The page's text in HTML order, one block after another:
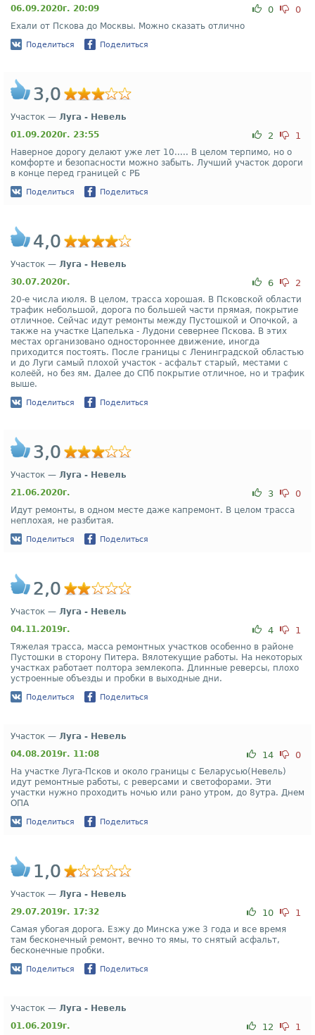
06.09.2020г. 20:09 0 0
Ехали от Пскова до Москвы. Можно сказать отлично
Поделиться Поделиться
3,0
Участок — Луга - Невель
01.09.2020г. 23:55
2 1
Наверное дорогу делают уже лет 10..... В целом терпимо, но о
комфорте и безопасности можно забыть. Лучший участок дороги
в конце перед границей с РБ
Поделиться Поделиться
4,0
Участок — Луга - Невель
30.07.2020г.
6 2
20-е числа июля. В целом, трасса хорошая. В Псковской области
трафик небольшой, дорога по большей части прямая, покрытие
отличное. Сейчас идут ремонты между Пустошкой и Опочкой, а
также на участке Цапелька - Лудони севернее Пскова. В этих
местах организовано одностороннее движение, иногда
приходится постоять. После границы с Ленинградской областью
и до Луги самый плохой участок - асфальт старый, местами с
колеёй, но без ям. Далее до СПб покрытие отличное, но и трафик
выше.
Поделиться Поделиться
3,0
Участок — Луга - Невель
21.06.2020г.
3 0
Идут ремонты, в одном месте даже капремонт. В целом трасса
неплохая, не разбитая.
Поделиться Поделиться
2,0
Участок — Луга - Невель
04.11.2019г.
4 1
Тяжелая трасса, масса ремонтных участков особенно в районе
Пустошки в сторону Питера. Вялотекущие работы. На некоторых
участках работает полтора землекопа. Длинные реверсы, плохо
устроенные объезды и пробки в выходные дни.
Поделиться Поделиться
Участок — Луга - Невель
04.08.2019г. 11:08
14 0
На участке Луга-Псков и около границы с Беларусью(Невель)
идут ремонтные работы, с реверсами и светофорами. Эти
участки нужно проходить ночью или рано утром, до 8утра. Днем
ОПА
Поделиться Поделиться
1,0
Участок — Луга - Невель
29.07.2019г. 17:32
10 1
Самая убогая дорога. Езжу до Минска уже 3 года и все время
там бесконечный ремонт, вечно то ямы, то снятый асфальт,
бесконечные пробки.
Поделиться Поделиться
Участок — Луга - Невель
01.06.2019г.
12 1